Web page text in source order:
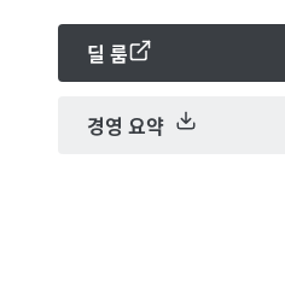
딜 룸
경영 요약